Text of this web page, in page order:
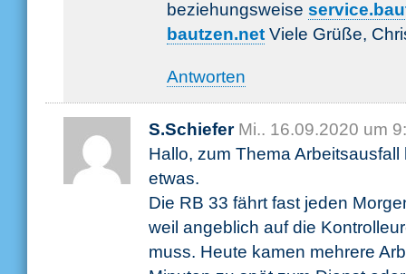
beziehungsweise
bautzen.net Viele Grüße,
Antworten
S.Schiefer Mi.. 16.09.2020 um
Hallo, zum Thema
etwas.
Die RB 33 fährt fast jeden
weil angeblich auf die
muss. Heute kamen mehrere